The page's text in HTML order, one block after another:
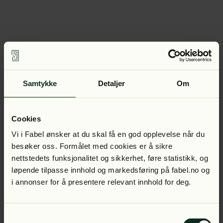
Samtykke Detaljer Om
Cookies
Vi i Fabel ønsker at du skal få en god opplevelse når du
besøker oss. Formålet med cookies er å sikre
nettstedets funksjonalitet og sikkerhet, føre statistikk, og
løpende tilpasse innhold og markedsføring på fabel.no og
i annonser for å presentere relevant innhold for deg.